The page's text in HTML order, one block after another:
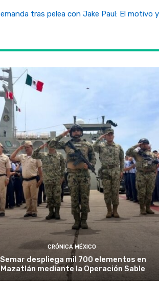
tras pelea con Jake Paul: El motivo
CRÓNICA MÉXICO
Semar despliega mil 700 elementos en
Mazatlán mediante la Operación Sable